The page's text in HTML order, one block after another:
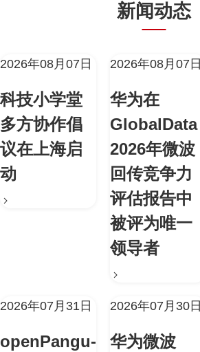
新闻动态
2026年08月07日
科技小学堂
多方协作倡
议在上海启
动
2026年08月07日
华为在
GlobalData
2026年微波
回传竞争力
评估报告中
被评为唯一
领导者
2026年07月31日
openPangu-
2026年07月30日
华为微波